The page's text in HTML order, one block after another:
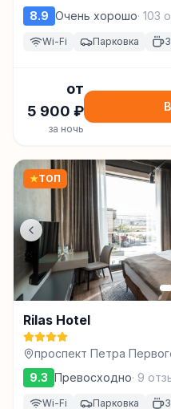
8.9 Очень хорошо· 103
Wi-Fi Парковка
от
5 900 ₽
за ночь
★ТОП
Rilas Hotel
проспект Петра
9.3 Превосходно· 9
Wi-Fi Парковка